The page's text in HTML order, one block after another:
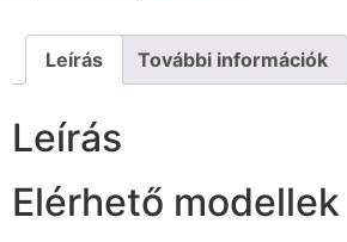
Leírás További információk
Leírás
Elérhető modellek